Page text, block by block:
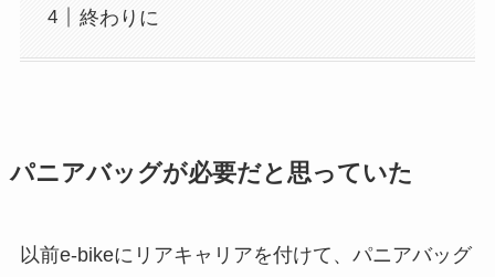
終わりに
パニアバッグが必要だと思っていた
以前e-bikeにリアキャリアを付けて、パニアバッグ